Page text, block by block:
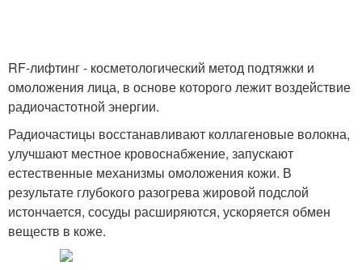
RF-лифтинг - косметологический метод подтяжки и
омоложения лица, в основе которого лежит воздействие
радиочастотной энергии.
Радиочастицы восстанавливают коллагеновые волокна,
улучшают местное кровоснабжение, запускают
естественные механизмы омоложения кожи. В
результате глубокого разогрева жировой подслой
истончается, сосуды расширяются, ускоряется обмен
веществ в коже.